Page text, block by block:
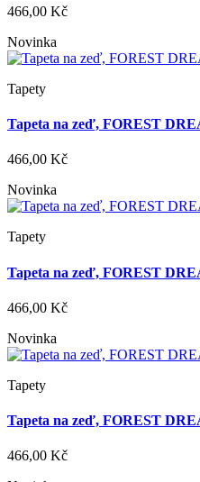
466,00 Kč
Novinka
Tapety
Tapeta na zeď, FOREST
466,00 Kč
Novinka
Tapety
Tapeta na zeď, FOREST
466,00 Kč
Novinka
Tapety
Tapeta na zeď, FOREST
466,00 Kč